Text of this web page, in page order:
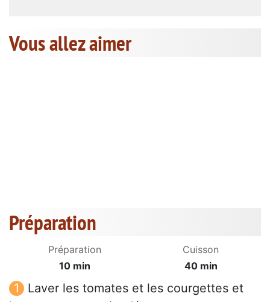
Vous allez aimer
Préparation
Préparation
10 min
Cuisson
40 min
Laver les tomates et les courgettes et